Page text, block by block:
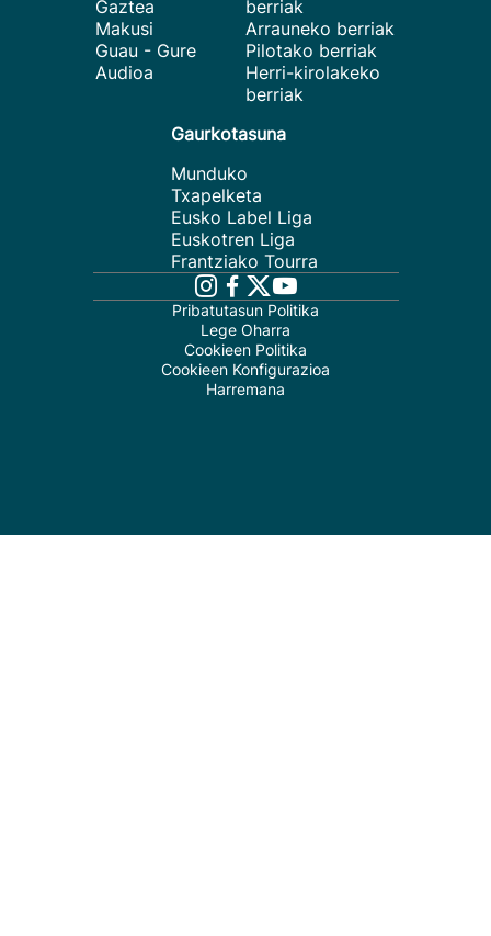
Gaztea
Makusi
Guau - Gure
Audioa
berriak
Arrauneko berriak
Pilotako berriak
Herri-kirolakeko
berriak
Gaurkotasuna
Munduko
Txapelketa
Eusko Label Liga
Euskotren Liga
Frantziako Tourra
Pribatutasun Politika
Lege Oharra
Cookieen Politika
Cookieen Konfigurazioa
Harremana